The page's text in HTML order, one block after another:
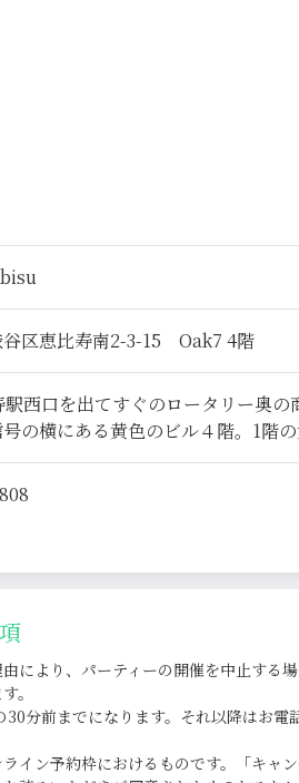
谷区恵比寿南2-3-15 Oak7 4階
駅西口を出てすぐのロータリー奥の
の横にある黄色のビル４階。1階の
により、パーティーの開催を中止する
。
分前までになります。それ以降はお
イン予約枠におけるものです。「キャ